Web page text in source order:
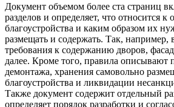
Документ объемом более ста страниц
разделов и определяет, что относится к
благоустройства и каким образом их
размещать и содержать. Так, например,
требования к содержанию дворов,
далее. Кроме того, правила описывают
демонтажа, хранения самовольно
благоустройства и ликвидации
Также документ содержит отдельный
определяет порядок разработки и